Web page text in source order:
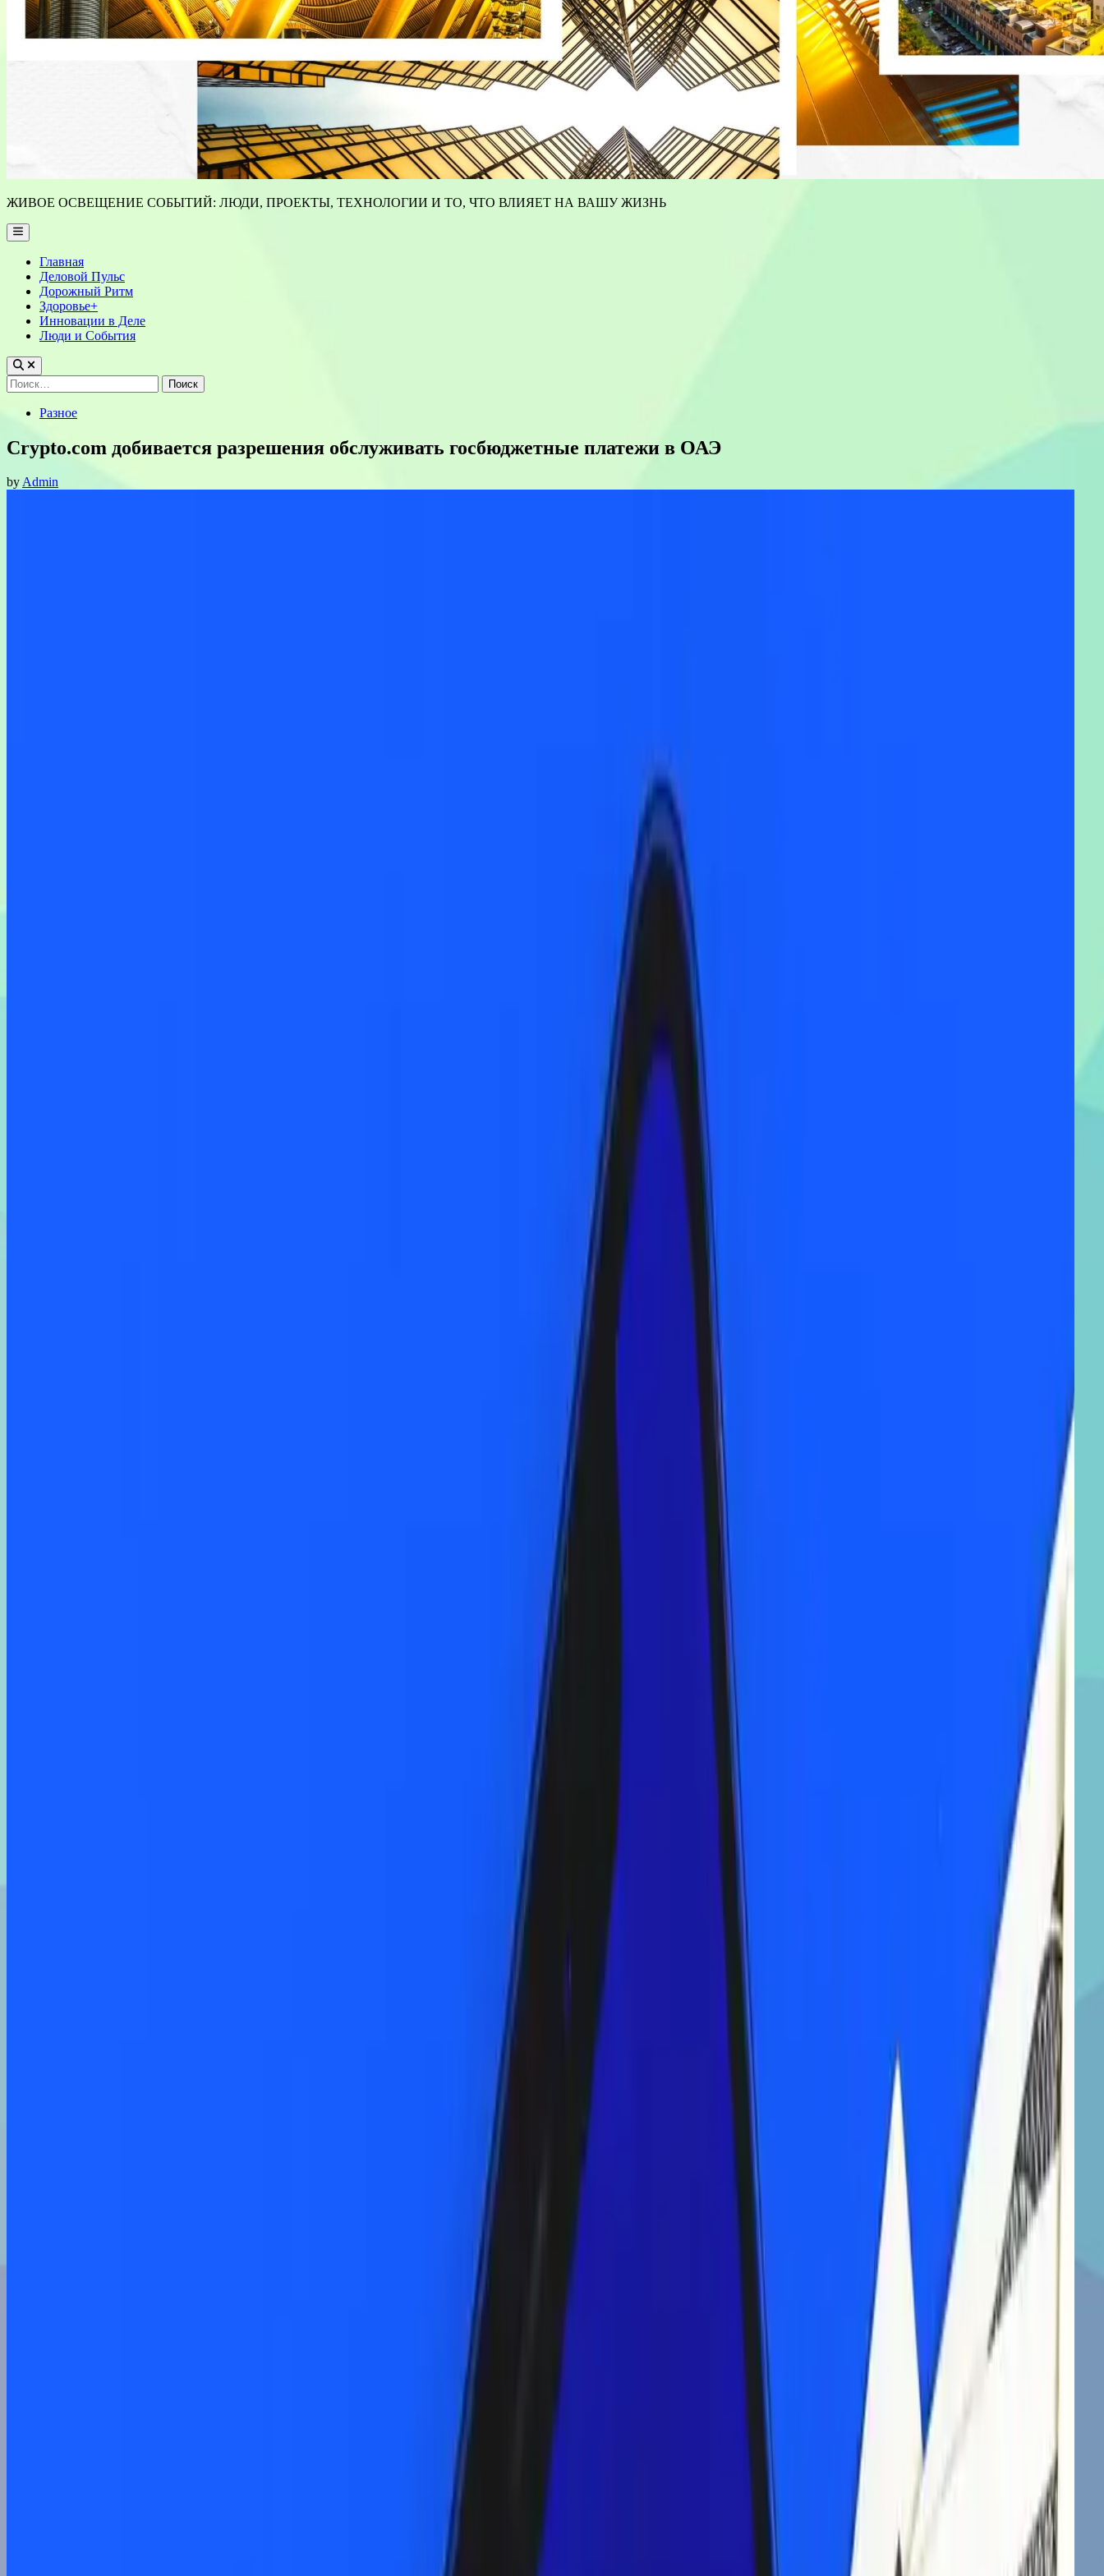
ЖИВОЕ ОСВЕЩЕНИЕ СОБЫТИЙ: ЛЮДИ, ПРОЕКТЫ, ТЕХНОЛОГИИ И ТО, ЧТО ВЛИЯЕТ НА ВАШУ ЖИЗНЬ
Main
Menu
Главная
Деловой Пульс
Дорожный Ритм
Здоровье+
Инновации в Деле
Люди и События
Найти:
PostedРазное
Crypto.com добивается разрешения обслуживать госбюджетные платежи в ОАЭ
byAdmin